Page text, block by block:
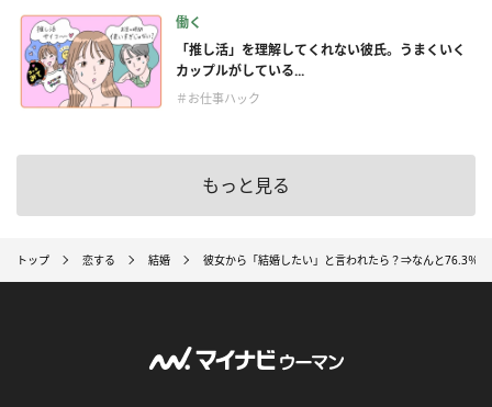
働く
「推し活」を理解してくれない彼氏。うまくいく
カップルがしている...
＃お仕事ハック
もっと見る
トップ 恋する 結婚 彼女から「結婚したい」と言われたら？⇒なんと76.3％